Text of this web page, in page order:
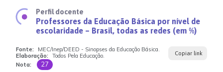
Perfil docente
Professores da Educação Básica por nível de
escolaridade – Brasil, todas as redes (em %)
Fonte:
MEC/Inep/DEED - Sinopses da Educação Básica.
Elaboração:
Todos Pela Educação.
Nota:
27
Copiar link